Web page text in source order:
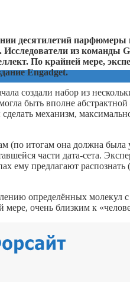
десятилетий парфюмеры
Исследователи из команды
По крайней мере,
Engadget.
создали набор из
быть вполне
механизм,
(по итогам она должна была
части дата-сета.
ему предлагают распознать
определённых молекул
очень близким к